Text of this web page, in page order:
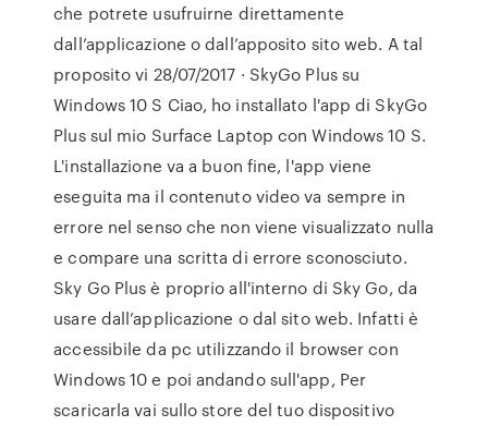
che potrete usufruirne direttamente
dall’applicazione o dall’apposito sito web. A tal
proposito vi 28/07/2017 · SkyGo Plus su
Windows 10 S Ciao, ho installato l'app di SkyGo
Plus sul mio Surface Laptop con Windows 10 S.
L'installazione va a buon fine, l'app viene
eseguita ma il contenuto video va sempre in
errore nel senso che non viene visualizzato nulla
e compare una scritta di errore sconosciuto.
Sky Go Plus è proprio all'interno di Sky Go, da
usare dall’applicazione o dal sito web. Infatti è
accessibile da pc utilizzando il browser con
Windows 10 e poi andando sull'app, Per
scaricarla vai sullo store del tuo dispositivo